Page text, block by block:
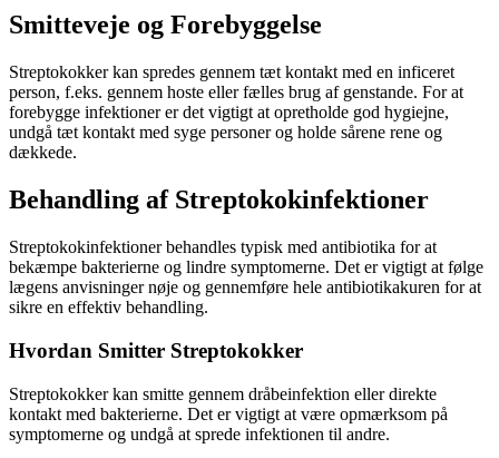
Smitteveje og Forebyggelse
Streptokokker kan spredes gennem tæt kontakt med en inficeret
person, f.eks. gennem hoste eller fælles brug af genstande. For at
forebygge infektioner er det vigtigt at opretholde god hygiejne,
undgå tæt kontakt med syge personer og holde sårene rene og
dækkede.
Behandling af Streptokokinfektioner
Streptokokinfektioner behandles typisk med antibiotika for at
bekæmpe bakterierne og lindre symptomerne. Det er vigtigt at følge
lægens anvisninger nøje og gennemføre hele antibiotikakuren for at
sikre en effektiv behandling.
Hvordan Smitter Streptokokker
Streptokokker kan smitte gennem dråbeinfektion eller direkte
kontakt med bakterierne. Det er vigtigt at være opmærksom på
symptomerne og undgå at sprede infektionen til andre.